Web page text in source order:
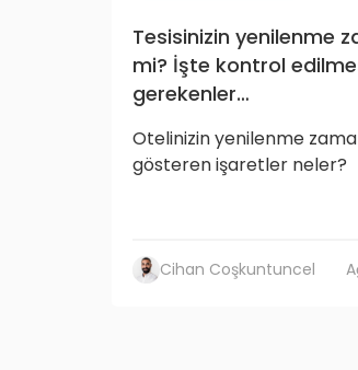
Tesisinizin yenilenme
mi? İşte kontrol
gerekenler…
Otelinizin yenilenme
gösteren işaretler neler?
Cihan Coşkuntuncel